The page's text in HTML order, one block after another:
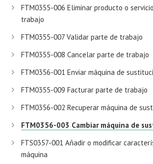
FTM0355-006 Eliminar producto o
trabajo
FTM0355-007 Validar parte de trabajo
FTM0355-008 Cancelar parte de trabajo
FTM0356-001 Enviar máquina de
FTM0355-009 Facturar parte de trabajo
FTM0356-002 Recuperar máquina de
FTM0356-003 Cambiar máquina de
FTS0357-001 Añadir o modificar
máquina